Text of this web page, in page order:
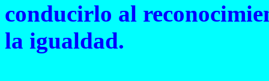
conducirlo al
la igualdad.